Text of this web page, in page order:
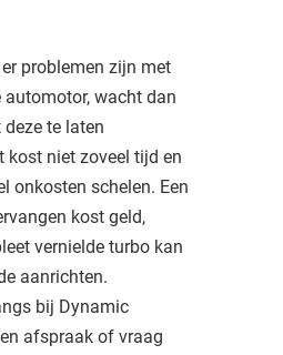
problemen zijn met
automotor, wacht dan
te laten
kost niet zoveel tijd en
onkosten schelen. Een
kost geld,
vernielde turbo kan
aanrichten.
bij Dynamic
afspraak of vraag